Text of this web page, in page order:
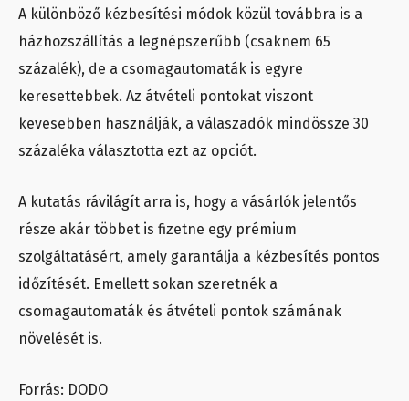
A különböző kézbesítési módok közül továbbra is a
házhozszállítás a legnépszerűbb (csaknem 65
százalék), de a csomagautomaták is egyre
keresettebbek. Az átvételi pontokat viszont
kevesebben használják, a válaszadók mindössze 30
százaléka választotta ezt az opciót.
A kutatás rávilágít arra is, hogy a vásárlók jelentős
része akár többet is fizetne egy prémium
szolgáltatásért, amely garantálja a kézbesítés pontos
időzítését. Emellett sokan szeretnék a
csomagautomaták és átvételi pontok számának
növelését is.
Forrás: DODO